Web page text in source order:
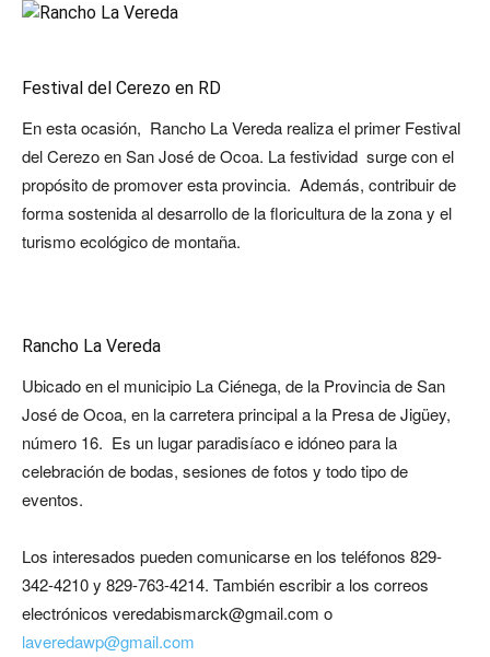
Festival del Cerezo en RD
En esta ocasión, Rancho La Vereda realiza el primer Festival
del Cerezo en San José de Ocoa. La festividad surge con el
propósito de promover esta provincia. Además, contribuir de
forma sostenida al desarrollo de la floricultura de la zona y el
turismo ecológico de montaña.
Rancho La Vereda
Ubicado en el municipio La Ciénega, de la Provincia de San
José de Ocoa, en la carretera principal a la Presa de Jigüey,
número 16. Es un lugar paradisíaco e idóneo para la
celebración de bodas, sesiones de fotos y todo tipo de
eventos.
Los interesados pueden comunicarse en los teléfonos 829-
342-4210 y 829-763-4214. También escribir a los correos
electrónicos veredabismarck@gmail.com o
laveredawp@gmail.com